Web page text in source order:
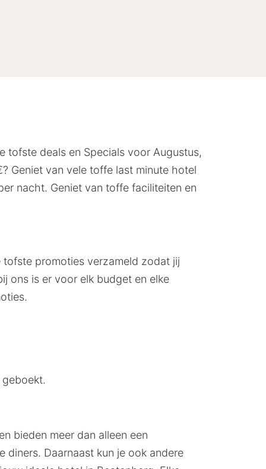
tofste deals en Specials voor Augustus,
Geniet van vele toffe last minute hotel
nacht. Geniet van toffe faciliteiten en
promoties verzameld zodat jij
ons is er voor elk budget en elke
bieden meer dan alleen een
diners. Daarnaast kun je ook andere